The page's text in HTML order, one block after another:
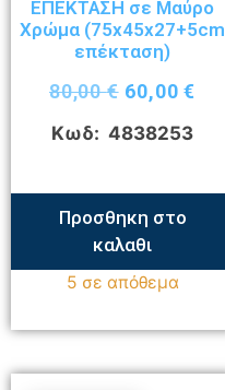
ΕΠΕΚΤΑΣΗ σε Μαύρο
Χρώμα (75x45x27+5cm
επέκταση)
80,00€ 60,00€
Κωδ: 4838253
Προσθηκη στο
καλαθι
5 σε απόθεμα